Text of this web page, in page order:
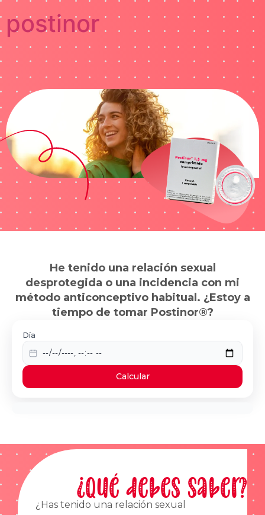
postinor
He tenido una relación sexual
desprotegida o una incidencia con mi
método anticonceptivo habitual. ¿Estoy a
tiempo de tomar Postinor®?
Día
Calcular
¿Qué debes saber?
¿Has tenido una relación sexual